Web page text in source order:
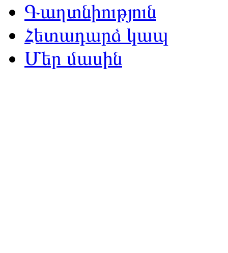
Գաղտնիություն
Հետադարձ կապ
Մեր մասին